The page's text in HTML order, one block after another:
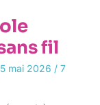
fil
mai 2026 / 7